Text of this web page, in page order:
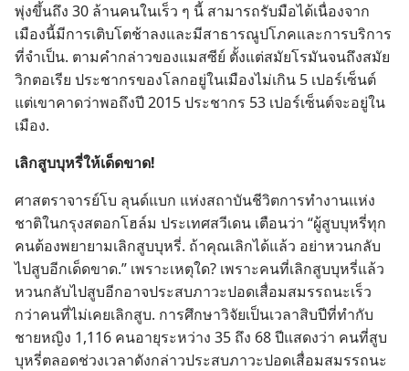
พุ่ง​ขึ้น​ถึง 30 ล้าน​คน​ใน​เร็ว ๆ นี้ สามารถ​รับมือ​ได้​เนื่อง​จาก​
เมือง​นี้​มี​การ​เติบโต​ช้า​ลง​และ​มี​สาธารณูปโภค​และ​การ​บริการ​
ที่​จำเป็น. ตาม​คำ​กล่าว​ของ​แมสซีย์ ตั้ง​แต่​สมัย​โรมัน​จน​ถึง​สมัย​
วิกตอเรีย ประชากร​ของ​โลก​อยู่​ใน​เมือง​ไม่​เกิน 5 เปอร์เซ็นต์
แต่​เขา​คาด​ว่า​พอ​ถึง​ปี 2015 ประชากร 53 เปอร์เซ็นต์​จะ​อยู่​ใน​
เมือง.
เลิก​สูบ​บุหรี่​ให้​เด็ดขาด!
ศาสตราจารย์​โบ ลุนด์แบก แห่ง​สถาบัน​ชีวิต​การ​ทำ​งาน​แห่ง​
ชาติ​ใน​กรุง​สตอกโฮล์ม ประเทศ​สวีเดน เตือน​ว่า “ผู้​สูบ​บุหรี่​ทุก​
คน​ต้อง​พยายาม​เลิก​สูบ​บุหรี่. ถ้า​คุณ​เลิก​ได้​แล้ว อย่า​หวน​กลับ​
ไป​สูบ​อีก​เด็ดขาด.” เพราะ​เหตุ​ใด? เพราะ​คน​ที่​เลิก​สูบ​บุหรี่​แล้ว​
หวน​กลับ​ไป​สูบ​อีก​อาจ​ประสบ​ภาวะ​ปอด​เสื่อม​สมรรถนะ​เร็ว​
กว่า​คน​ที่​ไม่​เคย​เลิก​สูบ. การ​ศึกษา​วิจัย​เป็น​เวลา​สิบ​ปี​ที่​ทำ​กับ​
ชาย​หญิง 1,116 คน​อายุ​ระหว่าง 35 ถึง 68 ปี​แสดง​ว่า คน​ที่​สูบ​
บุหรี่​ตลอด​ช่วง​เวลา​ดัง​กล่าว​ประสบ​ภาวะ​ปอด​เสื่อม​สมรรถนะ